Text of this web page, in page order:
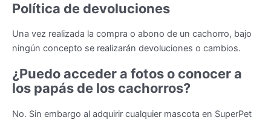
Política de devoluciones
Una vez realizada la compra o abono de un cachorro, bajo
ningún concepto se realizarán devoluciones o cambios.
¿Puedo acceder a fotos o conocer a
los papás de los cachorros?
No. Sin embargo al adquirir cualquier mascota en SuperPet